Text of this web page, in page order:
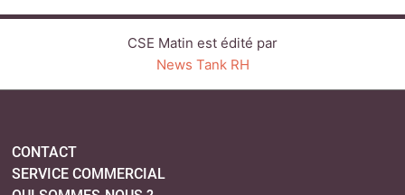
LINKEDINTWITTERFACEBOOK
MENTIONS LÉGALES
POLITIQUE DE CONFIDENTIALITÉ